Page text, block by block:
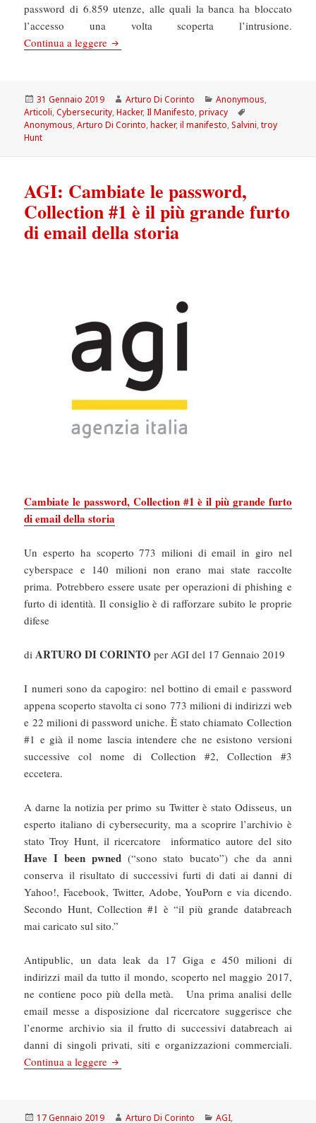
password di 6.859 utenze, alle quali la banca ha bloccato
l’accesso una volta scoperta l’intrusione.
Continua a leggere Il Manifesto: Porti chiusi, siti aperti e ministeri
Scritto
il
31 Gennaio 2019 Autore
Arturo Di Corinto Categorie
Anonymous,
Articoli,Cybersecurity,Hacker,Il Manifesto,privacy
Anonymous,Arturo Di Corinto,hacker,il manifesto,Salvini,troy
Hunt
AGI: Cambiate le password,
Collection #1 è il più grande furto
di email della storia
Cambiate le password, Collection #1 è il più grande furto
di email della storia
Un esperto ha scoperto 773 milioni di email in giro nel
cyberspace e 140 milioni non erano mai state raccolte
prima. Potrebbero essere usate per operazioni di phishing e
furto di identità. Il consiglio è di rafforzare subito le proprie
difese
diARTURO DI CORINTO per AGI del 17 Gennaio 2019
I numeri sono da capogiro: nel bottino di email e password
appena scoperto stavolta ci sono 773 milioni di indirizzi web
e 22 milioni di password uniche. È stato chiamato Collection
#1 e già il nome lascia intendere che ne esistono versioni
successive col nome di Collection #2, Collection #3
eccetera.
A darne la notizia per primo su Twitter è stato Odisseus, un
esperto italiano di cybersecurity, ma a scoprire l’archivio è
stato Troy Hunt, il ricercatore informatico autore del sito
Have I been pwned(“sono stato bucato”) che da anni
conserva il risultato di successivi furti di dati ai danni di
Yahoo!, Facebook, Twitter, Adobe, YouPorn e via dicendo.
Secondo Hunt, Collection #1 è “il più grande databreach
mai caricato sul sito.”
Antipublic, un data leak da 17 Giga e 450 milioni di
indirizzi mail da tutto il mondo, scoperto nel maggio 2017,
ne contiene poco più della metà. Una prima analisi delle
email messe a disposizione dal ricercatore suggerisce che
l’enorme archivio sia il frutto di successivi databreach ai
danni di singoli privati, siti e organizzazioni commerciali.
Continua a leggere AGI: Cambiate le password, Collection #1 è
Scritto
17 Gennaio 2019 Autore
Arturo Di Corinto Categorie
AGI,